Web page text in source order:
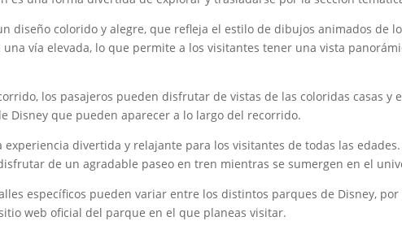
diseño colorido y alegre, que refleja el estilo de dibujos animados de
vía elevada, lo que permite a los visitantes tener una vista
los pasajeros pueden disfrutar de vistas de las coloridas casas y
Disney que pueden aparecer a lo largo del recorrido.
experiencia divertida y relajante para los visitantes de todas las
de un agradable paseo en tren mientras se sumergen en el
específicos pueden variar entre los distintos parques de Disney,
web oficial del parque en el que planeas visitar.